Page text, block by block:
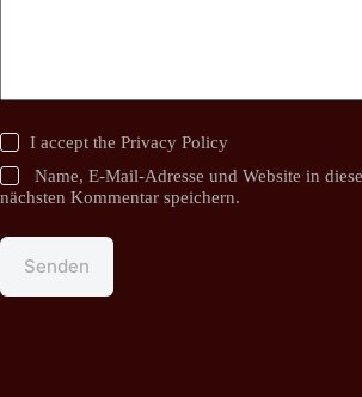
I accept thePrivacy Policy
Name, E-Mail-Adresse und Website in
nächsten Kommentar speichern.
Senden